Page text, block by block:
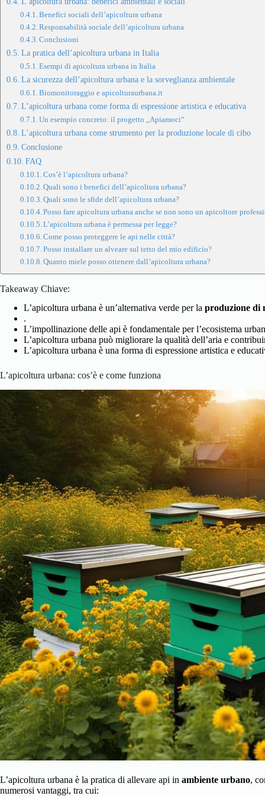
Benefici sociali dell’apicoltura urbana
Responsabilità sociale dell’apicoltura urbana
Conclusioni
La pratica dell’apicoltura urbana in Italia
Esempi di apicoltura urbana in Italia
La sicurezza dell’apicoltura urbana e la sorveglianza ambientale
Biomonitoraggio e apicolturaurbana.it
L’apicoltura urbana come forma di espressione artistica e educativa
Un esempio concreto: il progetto „Apiamoci“
L’apicoltura urbana come strumento per la produzione locale di cibo
Conclusione
FAQ
Cos’è l’apicoltura urbana?
Quali sono i benefici dell’apicoltura urbana?
Quali sono le sfide dell’apicoltura urbana?
Posso fare apicoltura urbana anche se non sono un apicoltore
L’apicoltura urbana è permessa per legge?
Come posso proteggere le api nelle città?
Posso installare un alveare sul tetto del mio edificio?
Quanto miele posso ottenere dall’apicoltura urbana?
Takeaway Chiave:
L’apicoltura urbana è un’alternativa verde per la produzione di
.
L’impollinazione delle api è fondamentale per l’ecosistema
L’apicoltura urbana può migliorare la qualità dell’aria e
L’apicoltura urbana è una forma di espressione artistica e
L’apicoltura urbana: cos’è e come funziona
L’apicoltura urbana è la pratica di allevare api in ambiente urbano,
numerosi vantaggi, tra cui: